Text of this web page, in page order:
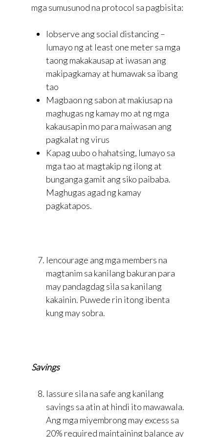
mga sumusunod na protocol sa pagbisita:
Iobserve ang social distancing –
lumayo ng at least one meter sa mga
taong makakausap at iwasan ang
makipagkamay at humawak sa ibang
tao
Magbaon ng sabon at makiusap na
maghugas ng kamay mo at ng mga
kakausapin mo para maiwasan ang
pagkalat ng virus
Kapag uubo o hahatsing, lumayo sa
mga tao at magtakip ng ilong at
bunganga gamit ang siko paibaba.
Maghugas agad ng kamay
pagkatapos.
Iencourage ang mga members na
magtanim sa kanilang bakuran para
may pandagdag sila sa kanilang
kakainin. Puwede rin itong ibenta
kung may sobra.
Savings
Iassure sila na safe ang kanilang
savings sa atin at hindi ito mawawala.
Ang mga miyembrong may excess sa
20% required maintaining balance ay